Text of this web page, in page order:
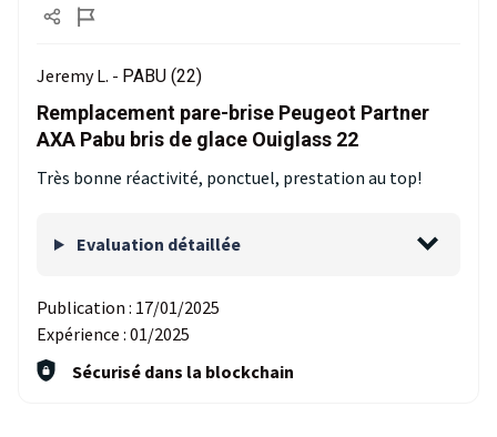
Jeremy L. - PABU (22)
Remplacement pare-brise Peugeot Partner
AXA Pabu bris de glace Ouiglass 22
Très bonne réactivité, ponctuel, prestation au top!
Evaluation détaillée
Publication : 17/01/2025
Expérience : 01/2025
Sécurisé dans la blockchain